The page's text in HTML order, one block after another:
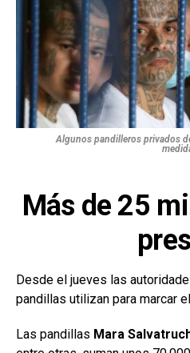
Algunos pandilleros privados
Más de 25
Desde el jueves las
pandillas utilizan para marcar
Las pandillas Mara